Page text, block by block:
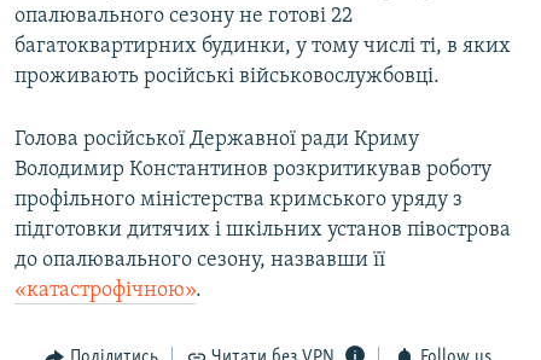
опалювального сезону не готові 22
багатоквартирних будинки, у тому числі ті, в яких
проживають російські військовослужбовці.
Голова російської Державної ради Криму
Володимир Константинов розкритикував роботу
профільного міністерства кримського уряду з
підготовки дитячих і шкільних установ півострова
до опалювального сезону, назвавши її
«катастрофічною».